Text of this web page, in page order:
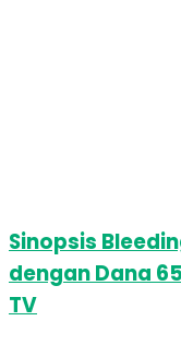
Sinopsis
dengan Dana
TV